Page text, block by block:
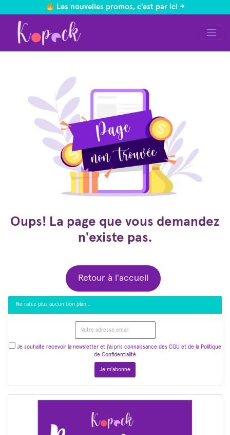
Les nouvelles promos, c'est par ici ->
Oups! La page que vous demandez
n'existe pas.
Retour à l'accueil
Ne ratez plus aucun bon plan…
Je souhaite recevoir la newsletter et j'ai pris connaissance des CGU et de la Politique
de Confidentialité